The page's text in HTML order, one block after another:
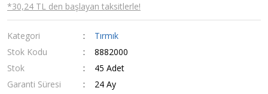
*30,24 TL den başlayan taksitlerle!
Kategori
Tırmık
Stok Kodu
8882000
Stok
45 Adet
Garanti Süresi
24 Ay